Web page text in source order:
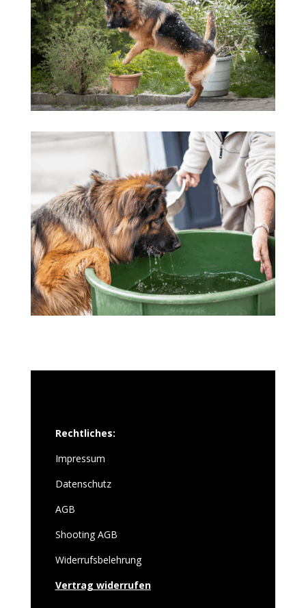
Rechtliches:
Impressum
Datenschutz
AGB
Shooting AGB
Widerrufsbelehrung
Vertrag widerrufen